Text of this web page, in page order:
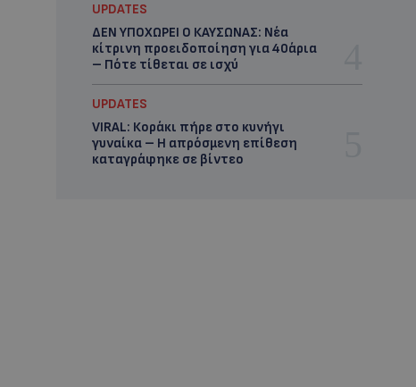
UPDATES
ΔΕΝ ΥΠΟΧΩΡΕΙ Ο ΚΑΥΣΩΝΑΣ: Νέα
κίτρινη προειδοποίηση για 40άρια
– Πότε τίθεται σε ισχύ
UPDATES
VIRAL: Κοράκι πήρε στο κυνήγι
γυναίκα – Η απρόσμενη επίθεση
καταγράφηκε σε βίντεο